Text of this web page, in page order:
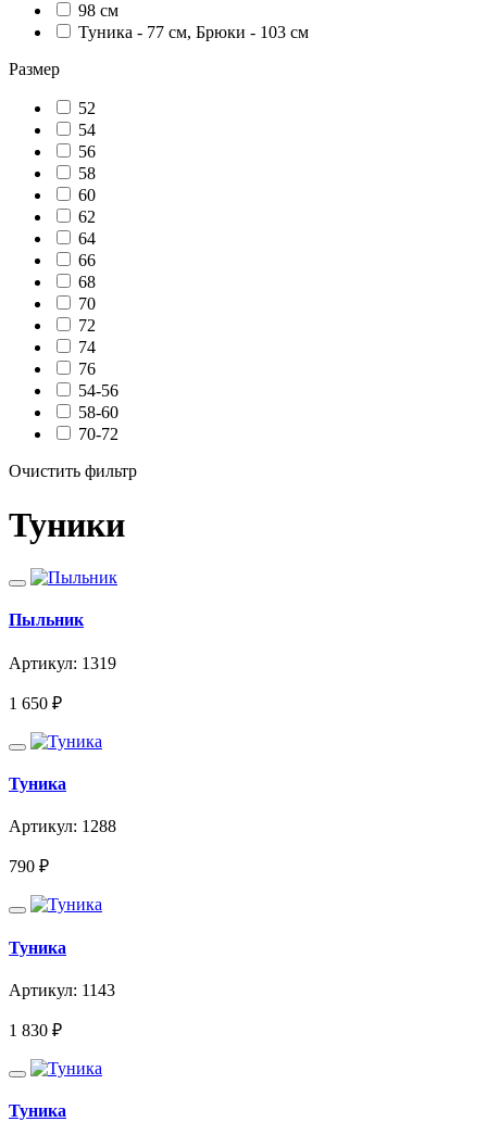
98 см
Туника - 77 см, Брюки - 103 см
Размер
52
54
56
58
60
62
64
66
68
70
72
74
76
54-56
58-60
70-72
Очистить фильтр
Туники
Пыльник
Артикул: 1319
1 650 ₽
Туника
Артикул: 1288
790 ₽
Туника
Артикул: 1143
1 830 ₽
Туника